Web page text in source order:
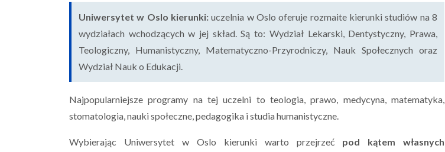
Uniwersytet w Oslo kierunki:uczelnia w Oslo oferuje rozmaite kierunki studiów na 8
wydziałach wchodzących w jej skład. Są to: Wydział Lekarski, Dentystyczny, Prawa,
Teologiczny, Humanistyczny, Matematyczno-Przyrodniczy, Nauk Społecznych oraz
Wydział Nauk o Edukacji.
Najpopularniejsze programy na tej uczelni to teologia, prawo, medycyna, matematyka,
stomatologia, nauki społeczne, pedagogika i studia humanistyczne.
Wybierając Uniwersytet w Oslo kierunki warto przejrzeć pod kątem własnych